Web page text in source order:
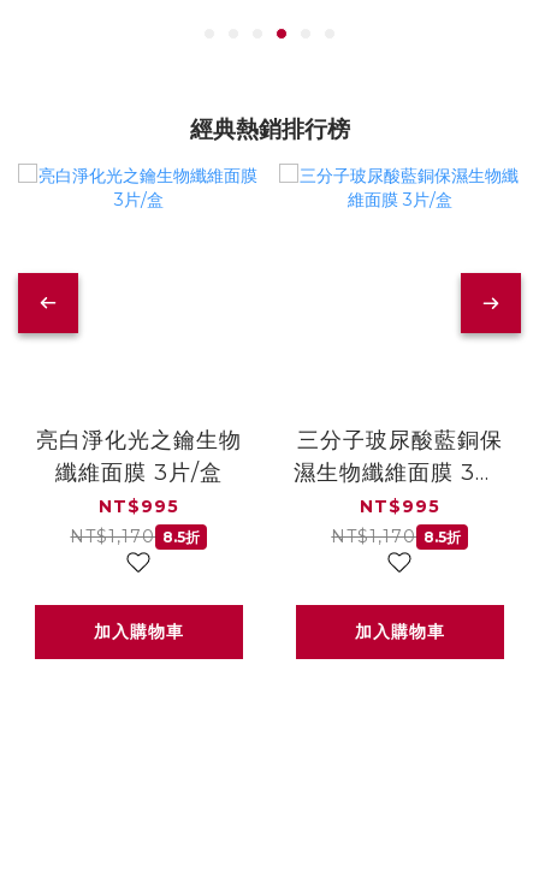
經典熱銷排行榜
亮白淨化光之鑰生物
纖維面膜 3片/盒
NT$995
NT$1,170 8.5折
加入購物車
三分子玻尿酸藍銅保
濕生物纖維面膜 3片/
盒
NT$995
NT$1,170 8.5折
加入購物車